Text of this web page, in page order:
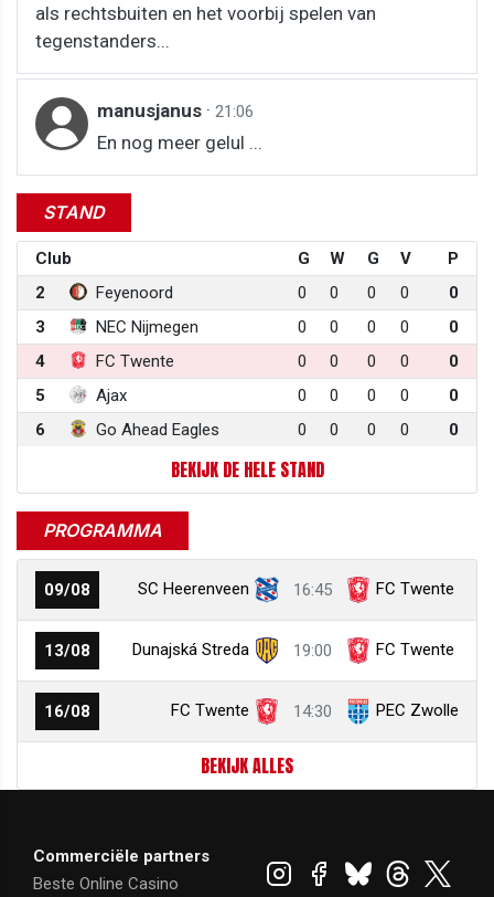
als rechtsbuiten en het voorbij spelen van
tegenstanders...
manusjanus · 21:06
En nog meer gelul ...
STAND
Club G W G V
P
2
Feyenoord 0 0 0 0
0
3
NEC Nijmegen 0 0 0 0
0
4
FC Twente 0 0 0 0
0
5
Ajax 0 0 0 0
0
6
Go Ahead Eagles 0 0 0 0 0
BEKIJK DE HELE STAND
PROGRAMMA
09/08 SC Heerenveen 16:45 FC Twente
13/08 Dunajská Streda 19:00 FC Twente
16/08 FC Twente 14:30 PEC Zwolle
BEKIJK ALLES
Commerciële partners
Beste Online Casino